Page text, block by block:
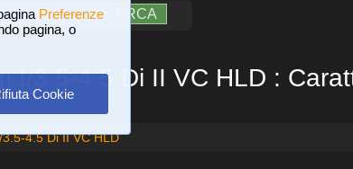
Preferenze
pagina, o
Cookie
?AIUTO RICERCA
f/3.5-4.5 Di II VC HLD :
4.5 Di II VC HLD